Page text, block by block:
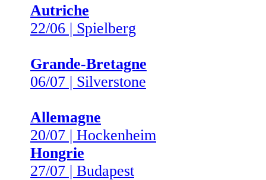
Autriche
22/06 | Spielberg
Grande-Bretagne
06/07 | Silverstone
Allemagne
20/07 | Hockenheim
Hongrie
27/07 | Budapest